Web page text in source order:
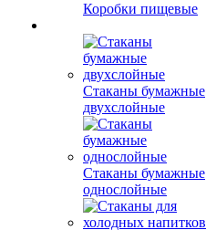
Коробки пищевые
Стаканы бумажные
двухслойные
Стаканы бумажные
однослойные